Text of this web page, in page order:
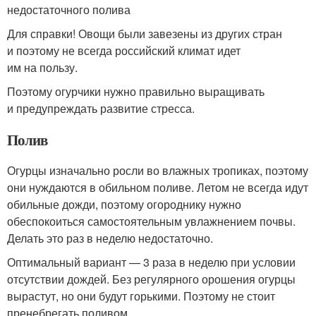
недостаточного полива
Для справки! Овощи были завезены из других стран
и поэтому не всегда российский климат идет
им на пользу.
Поэтому огурчики нужно правильно выращивать
и предупреждать развитие стресса.
Полив
Огурцы изначально росли во влажных тропиках, поэтому
они нуждаются в обильном поливе. Летом не всегда идут
обильные дожди, поэтому огороднику нужно
обеспокоиться самостоятельным увлажнением почвы.
Делать это раз в неделю недостаточно.
Оптимальный вариант — 3 раза в неделю при условии
отсутствии дождей. Без регулярного орошения огурцы
вырастут, но они будут горькими. Поэтому не стоит